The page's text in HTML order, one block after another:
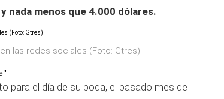
nada menos que 4.000 dólares.
las redes sociales (Foto: Gtres)
para el día de su boda, el pasado mes de